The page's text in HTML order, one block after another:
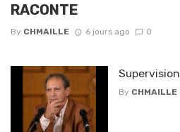
RACONTE
By CHMAILLE 6 jours ago 0
Supervision
By CHMAILLE